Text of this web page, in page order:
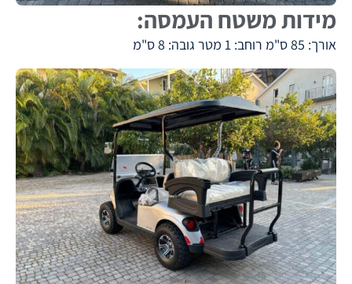
מידות משטח העמסה:
אורך: 85 ס"מ רוחב: 1 מטר גובה: 8 ס"מ